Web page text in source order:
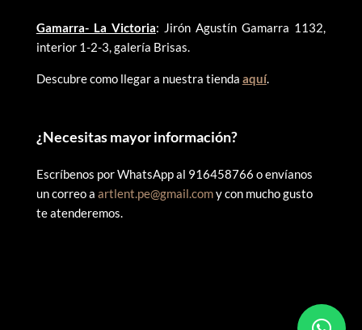
Gamarra- La Victoria: Jirón Agustín Gamarra 1132,
interior 1-2-3, galería Brisas.
Descubre como llegar a nuestra tienda aquí.
¿Necesitas mayor información?
Escríbenos por WhatsApp al 916458766 o envíanos
un correo a artlent.pe@gmail.comy con mucho gusto
te atenderemos.
2025 ARTLENT PERÚ – RUC:20606409207 – Todos los